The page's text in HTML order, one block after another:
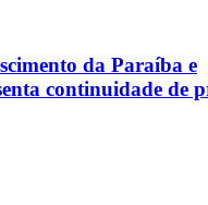
da Paraíba e
continuidade de